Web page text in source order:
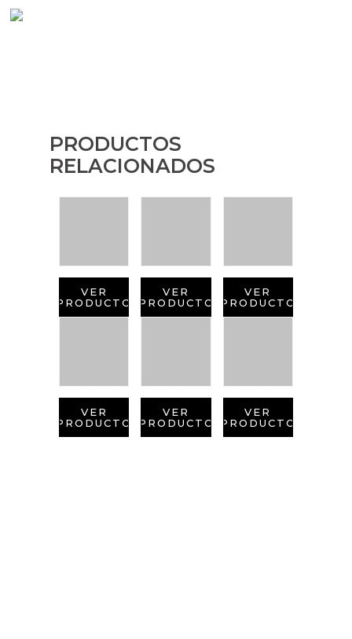
PRODUCTOS
RELACIONADOS
VER
PRODUCTO
VER
PRODUCTO
VER
PRODUCTO
VER
PRODUCTO
VER
PRODUCTO
VER
PRODUCTO